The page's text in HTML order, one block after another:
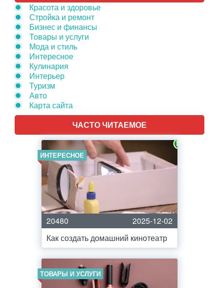
Красота и здоровье
Стройка и ремонт
Бизнес и финансы
Товары и услуги
Мода и стиль
Интересное
Кулинария
Интерьер
Туризм
Авто
Карта сайта
ЧАСТО ЧИТАЕМОЕ
ИНТЕРЕСНОЕ
20480
2025-12-02
Как создать домашний кинотеатр
ТОВАРЫ И УСЛУГИ